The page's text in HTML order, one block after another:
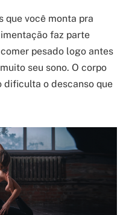
que você monta pra
faz parte
pesado logo antes
seu sono. O corpo
dificulta o descanso que